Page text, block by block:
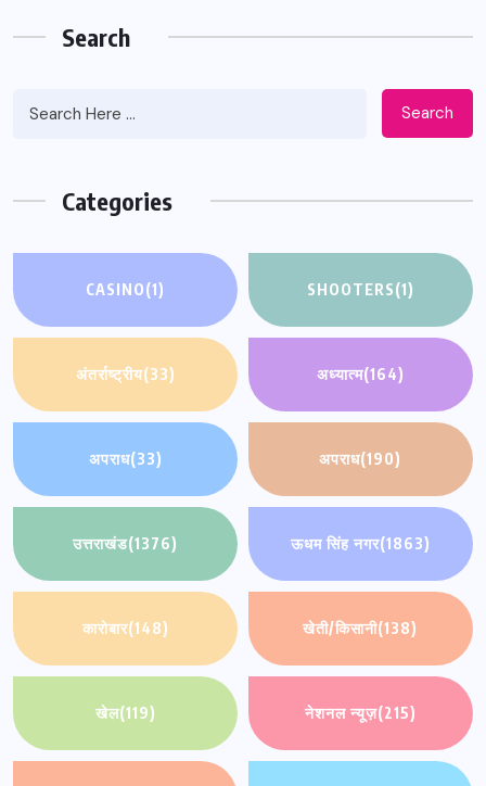
Search
Search
Categories
CASINO(1) SHOOTERS(1)
अंतर्राष्ट्रीय(33) अध्यात्म(164)
अपराध(33) अपराध(190)
उत्तराखंड(1376) ऊधम सिंह नगर(1863)
कारोबार(148) खेती/किसानी(138)
खेल(119) नेशनल न्यूज़(215)